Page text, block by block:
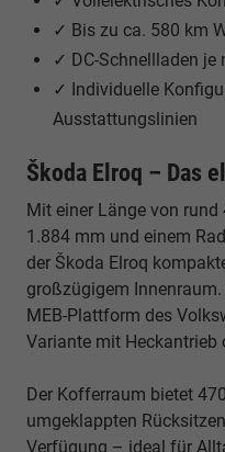
✓ Bis zu ca. 580 km
✓ DC-Schnellladen je
✓ Individuelle
Ausstattungslinien
Škoda Elroq – Das
Mit einer Länge von rund
1.884 mm und einem
der Škoda Elroq
großzügigem
MEB-Plattform des
Variante mit Heckantrieb
Der Kofferraum bietet
umgeklappten
Verfügung – ideal für